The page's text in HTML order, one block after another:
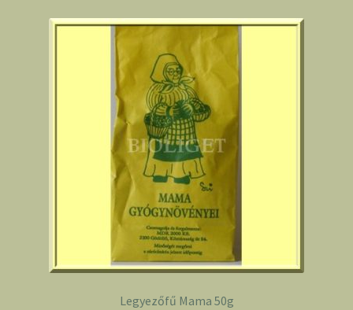
Legyezőfű Mama 50g